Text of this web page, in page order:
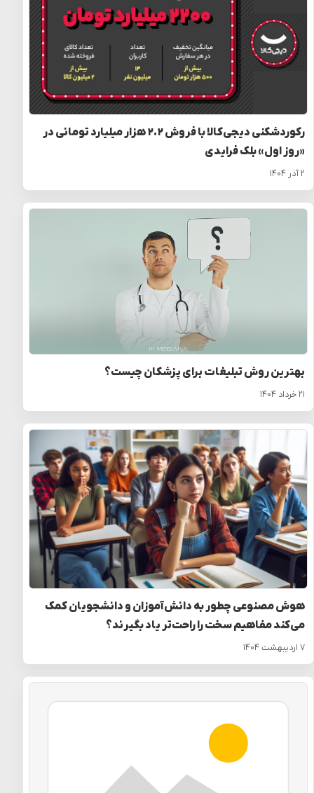
رکوردشکنی دیجی‌کالا با فروش ۲.۲ هزار میلیارد تومانی در
«روز اول» بلک فرایدی
۲ آذر ۱۴۰۴
بهترین روش تبلیغات برای پزشکان چیست؟
۲۱ خرداد ۱۴۰۴
هوش مصنوعی چطور به دانش‌آموزان و دانشجویان کمک
می‌کند مفاهیم سخت را راحت‌تر یاد بگیرند؟
۷ اردیبهشت ۱۴۰۴